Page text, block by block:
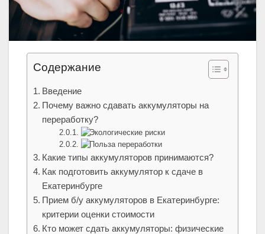
Содержание
Введение
Почему важно сдавать аккумуляторы на
переработку?
Экологические риски
Польза переработки
Какие типы аккумуляторов принимаются?
Как подготовить аккумулятор к сдаче в
Екатеринбурге
Прием б/у аккумуляторов в Екатеринбурге:
критерии оценки стоимости
Кто может сдать аккумуляторы: физические